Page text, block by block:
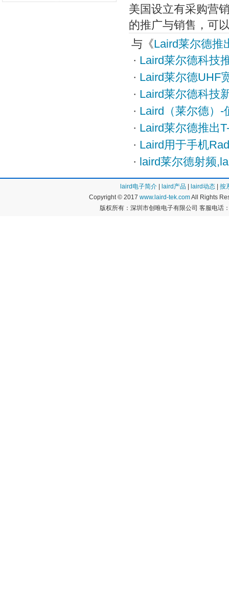
美国设立有采购营
的推广与销售，可
与《Laird莱尔德
· Laird莱尔德科技
· Laird莱尔德UHF
· Laird莱尔德科技
· Laird（莱尔德）-
· Laird莱尔德推出
· Laird用于手机
· laird莱尔德射频
laird电子简介 laird产品 laird动态
按
Copyright © 2017 www.laird-tek.comAll Rights
版权所有：深圳市创唯电子有限公司 客服电话